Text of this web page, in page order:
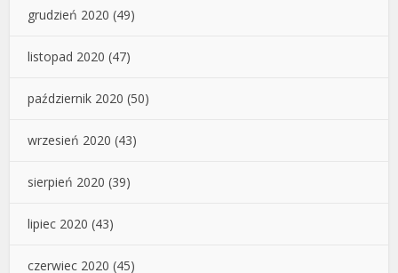
grudzień 2020 (49)
listopad 2020 (47)
październik 2020 (50)
wrzesień 2020 (43)
sierpień 2020 (39)
lipiec 2020 (43)
czerwiec 2020 (45)